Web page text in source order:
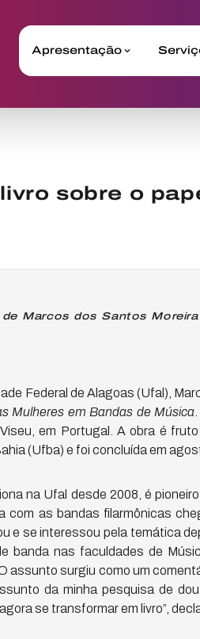
Apresentação
sobre o
Marcos dos Santos
Federal de Alagoas (Ufal),
Mulheres em Bandas de Música
em Portugal. A obra é
(Ufba) e foi concluída em
na Ufal desde 2008, é
com as bandas filarmônicas
e se interessou pela temática
banda nas faculdades de
assunto surgiu como um
da minha pesquisa de
se transformar em livro”,